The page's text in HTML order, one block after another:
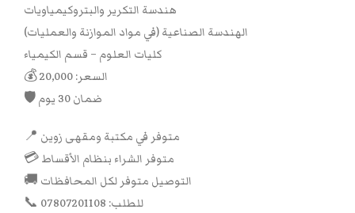
هندسة التكرير والبتروكيمياويات
الهندسة الصناعية (في مواد الموازنة والعمليات)
كليات العلوم – قسم الكيمياء
💰 السعر: 20,000
🛡 ضمان 30 يوم
📍 متوفر في مكتبة ومقهى زوين
💳 متوفر الشراء بنظام الأقساط
🚚 التوصيل متوفر لكل المحافظات
📞 للطلب: 07807201108